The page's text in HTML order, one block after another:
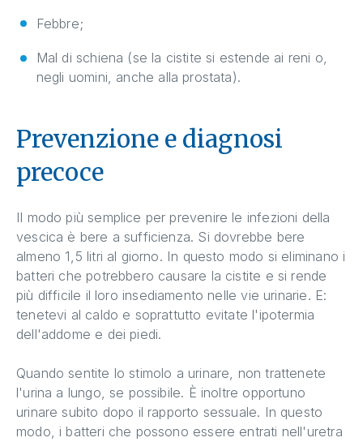
Febbre;
Mal di schiena (se la cistite si estende ai reni o,
negli uomini, anche alla prostata).
Prevenzione e diagnosi
precoce
Il modo più semplice per prevenire le infezioni della
vescica è bere a sufficienza. Si dovrebbe bere
almeno 1,5 litri al giorno. In questo modo si eliminano i
batteri che potrebbero causare la cistite e si rende
più difficile il loro insediamento nelle vie urinarie. E:
tenetevi al caldo e soprattutto evitate l'ipotermia
dell'addome e dei piedi.
Quando sentite lo stimolo a urinare, non trattenete
l'urina a lungo, se possibile. È inoltre opportuno
urinare subito dopo il rapporto sessuale. In questo
modo, i batteri che possono essere entrati nell'uretra